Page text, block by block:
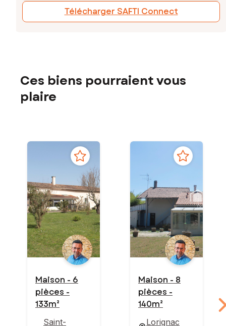
Télécharger SAFTI Connect
Ces biens pourraient vous
plaire
Maison - 6
pièces -
133m²
Saint-
Maison - 8
pièces -
140m²
Lorignac